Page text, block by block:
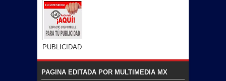
PUBLICIDAD
PAGINA EDITADA POR MULTIMEDIA MX